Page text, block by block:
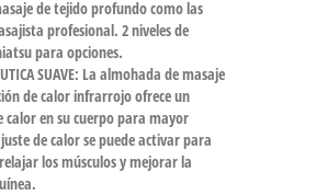
de tejido profundo como las
profesional. 2 niveles de
para opciones.
SUAVE: La almohada de masaje
de calor infrarrojo ofrece un
calor en su cuerpo para mayor
de calor se puede activar para
los músculos y mejorar la